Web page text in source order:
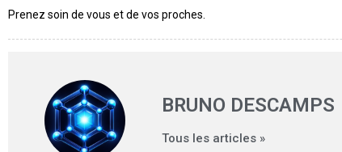
Prenez soin de vous et de vos proches.
BRUNO DESCAMPS
Tous les articles »